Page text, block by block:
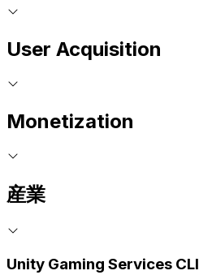
User Acquisition
Monetization
産業
Unity Gaming Services CLI